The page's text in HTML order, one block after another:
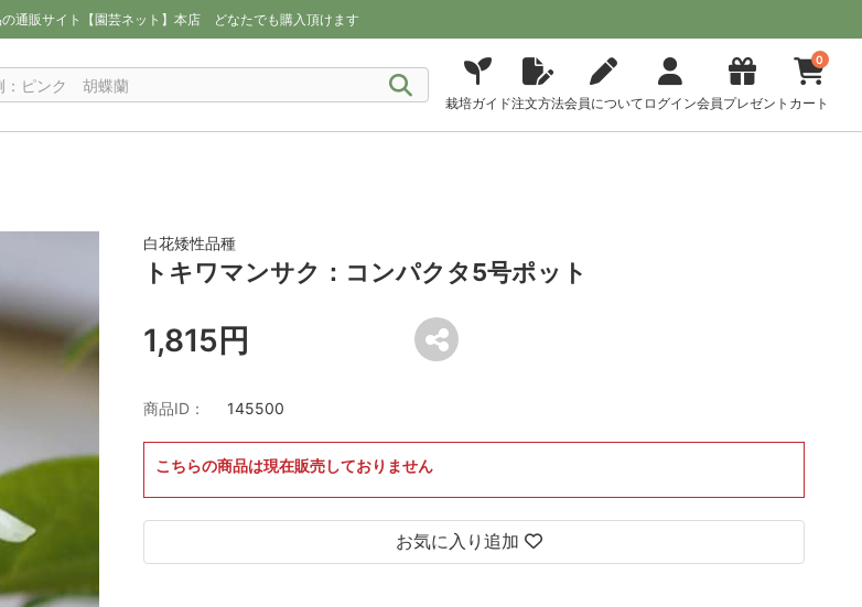
通販サイト【園芸ネット】本店 どなたでも購入頂けます
栽培ガイド注文方法会員について ログイン会員プレゼント
0
カート
白花矮性品種
トキワマンサク：コンパクタ5号ポット
1,815円
商品ID： 145500
こちらの商品は現在販売しておりません
お気に入り追加